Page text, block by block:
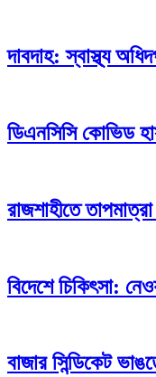
দাবদাহ: স্বাস্থ্য
ডিএনসিসি কোভিড
রাজশাহীতে
বিদেশে চিকিৎসা:
বাজার সিন্ডিকেট